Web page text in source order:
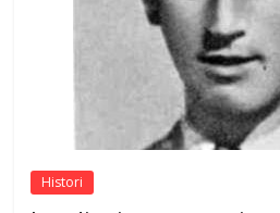
Sulm , pse të
August 8, 2026
Histori